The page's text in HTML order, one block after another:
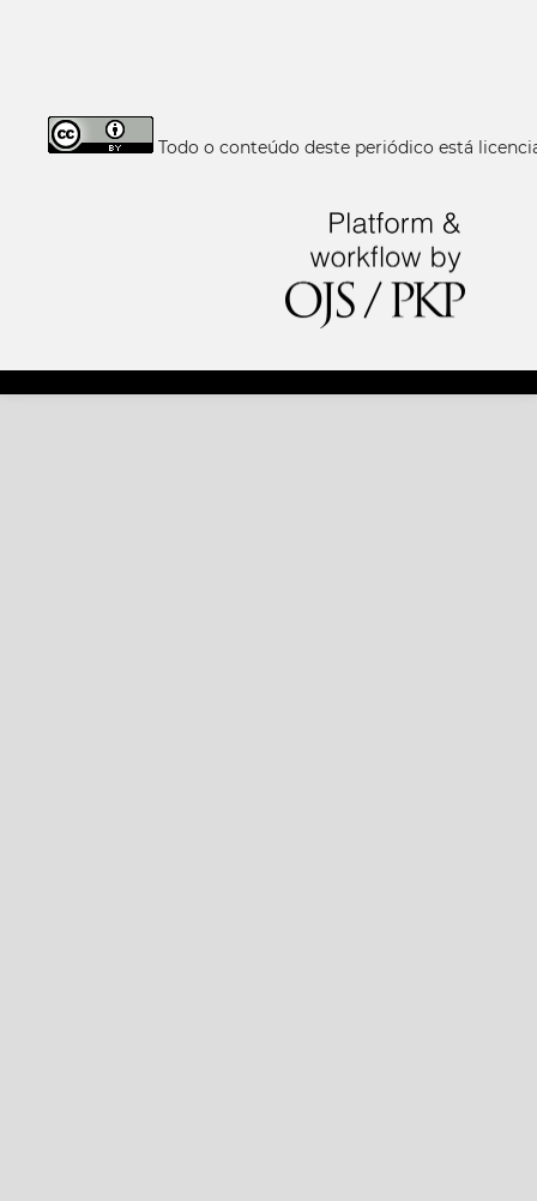
Todo o conteúdo deste periódico está